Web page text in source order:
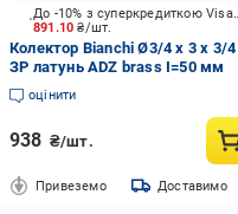
891.10₴/шт.
До -10% з суперкредиткою Visa Вигода
Колектор Bianchi Ø3/4 х 3 х 3/4
ЗР латунь ADZ brass I=50 мм
оцінити
938 ₴/шт.
Привеземо Доставимо